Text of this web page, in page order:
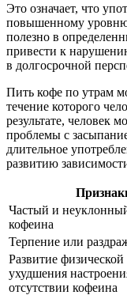
Это означает, что
повышенному уровню
полезно в
привести к
в долгосрочной
Пить кофе по утрам
течение которого
результате, человек
проблемы с
длительное
развитию
Частый и
кофеина
Терпение или
Развитие
ухудшения
отсутствии кофеина